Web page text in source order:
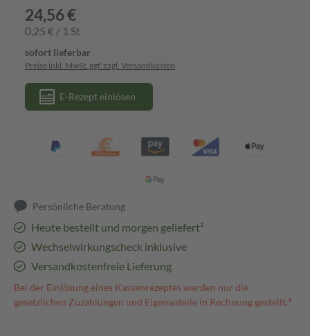
24,56 €
0,25 € / 1 St
sofort lieferbar
Preise inkl. MwSt. ggf. zzgl. Versandkosten
E-Rezept einlösen
Persönliche Beratung
Heute bestellt und morgen geliefert³
Wechselwirkungscheck inklusive
Versandkostenfreie Lieferung
Bei der Einlösung eines Kassenrezeptes werden nur die
gesetzlichen Zuzahlungen und Eigenanteile in Rechnung gestellt.⁴